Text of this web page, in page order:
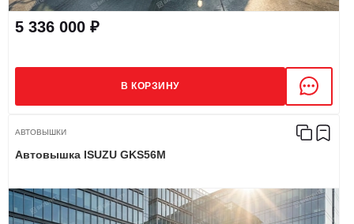
5 336 000 ₽
В КОРЗИНУ
АВТОВЫШКИ
Автовышка ISUZU GKS56M